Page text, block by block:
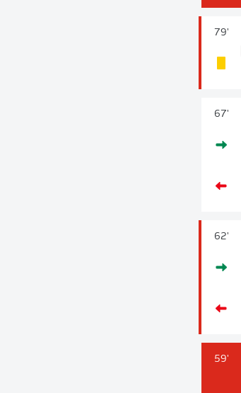
79'
67'
62'
59'